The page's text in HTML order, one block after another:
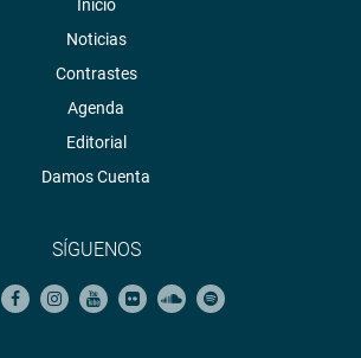
Inicio
Noticias
Contrastes
Agenda
Editorial
Damos Cuenta
SÍGUENOS